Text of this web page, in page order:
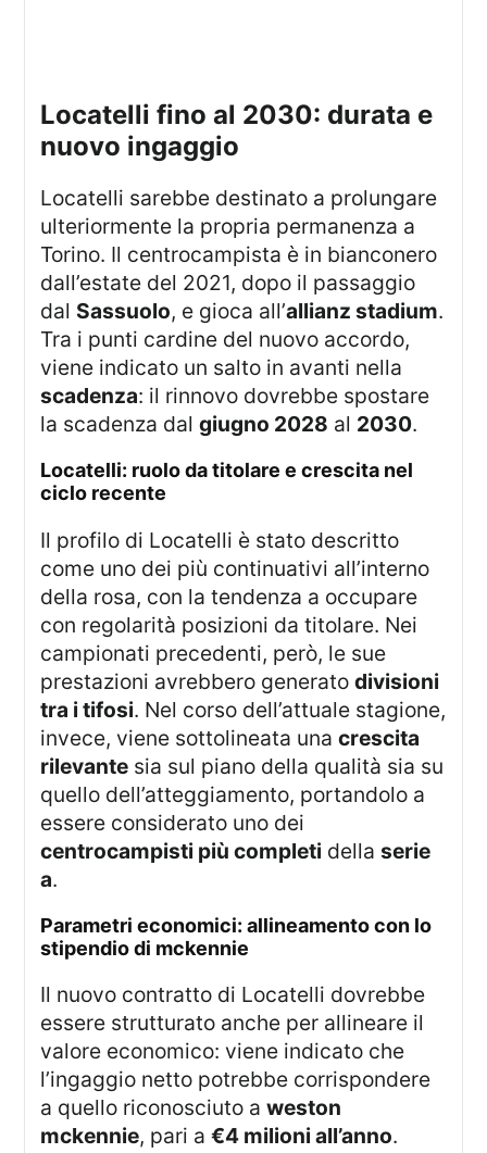
locatelli fino al 2030: durata e
nuovo ingaggio
Locatelli sarebbe destinato a prolungare
ulteriormente la propria permanenza a
Torino. Il centrocampista è in bianconero
dall’estate del 2021, dopo il passaggio
dal Sassuolo, e gioca all’allianz stadium.
Tra i punti cardine del nuovo accordo,
viene indicato un salto in avanti nella
scadenza: il rinnovo dovrebbe spostare
la scadenza dalgiugno 2028 al 2030.
locatelli: ruolo da titolare e crescita nel
ciclo recente
Il profilo di Locatelli è stato descritto
come uno dei più continuativi all’interno
della rosa, con la tendenza a occupare
con regolarità posizioni da titolare. Nei
campionati precedenti, però, le sue
prestazioni avrebbero generatodivisioni
tra i tifosi. Nel corso dell’attuale stagione,
invece, viene sottolineata unacrescita
rilevante sia sul piano della qualità sia su
quello dell’atteggiamento, portandolo a
essere considerato uno dei
centrocampisti più completi dellaserie
a.
parametri economici: allineamento con lo
stipendio di mckennie
Il nuovo contratto di Locatelli dovrebbe
essere strutturato anche per allineare il
valore economico: viene indicato che
l’ingaggio netto potrebbe corrispondere
a quello riconosciuto aweston
mckennie, pari a€4 milioni all’anno.